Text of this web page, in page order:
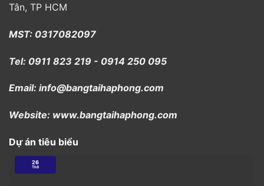
Tân, TP HCM
MST: 0317082097
Tel: 0911 823 219 - 0914 250 095
Email: info@bangtaihaphong.com
Website: www.bangtaihaphong.com
Dự án tiêu biểu
26
Th9